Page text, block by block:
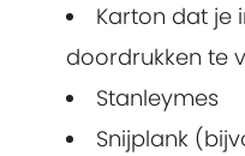
Karton dat je
doordrukken te
Stanleymes
Snijplank